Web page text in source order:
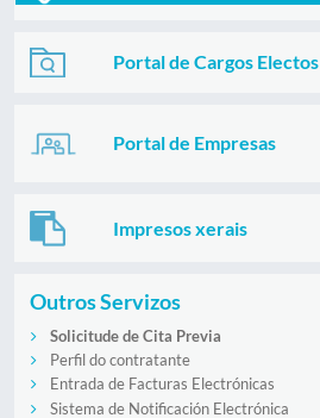
Portal de Cargos Electos
Portal de Empresas
Impresos xerais
Outros Servizos
Solicitude de Cita Previa
Perfil do contratante
Entrada de Facturas Electrónicas
Sistema de Notificación Electrónica